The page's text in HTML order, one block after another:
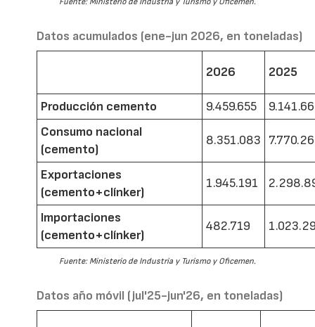
Datos acumulados (ene-jun 2026, en toneladas)
2026 2025
Producción cemento 9.459.655
Consumo nacional
(cemento)
8.351.083
Exportaciones
(cemento+clínker)
1.945.191
Importaciones
(cemento+clínker)
482.719
Fuente: Ministerio de Industria y Turismo y Oficemen.
Datos año móvil (jul'25-jun'26, en toneladas)